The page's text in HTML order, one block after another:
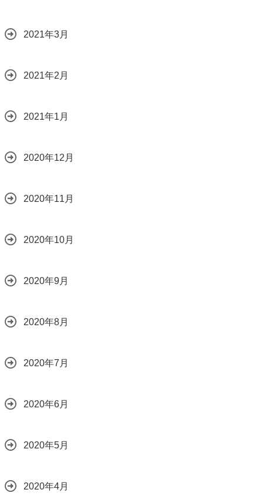
2021年3月
2021年2月
2021年1月
2020年12月
2020年11月
2020年10月
2020年9月
2020年8月
2020年7月
2020年6月
2020年5月
2020年4月